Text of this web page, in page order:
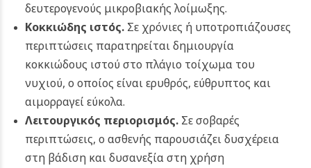
δευτερογενούς μικροβιακής λοίμωξης.
Κοκκιώδης ιστός.Σε χρόνιες ή υποτροπιάζουσες
περιπτώσεις παρατηρείται δημιουργία
κοκκιώδους ιστού στο πλάγιο τοίχωμα του
νυχιού, ο οποίος είναι ερυθρός, εύθρυπτος και
αιμορραγεί εύκολα.
Λειτουργικός περιορισμός.Σε σοβαρές
περιπτώσεις, ο ασθενής παρουσιάζει δυσχέρεια
στη βάδιση και δυσανεξία στη χρήση